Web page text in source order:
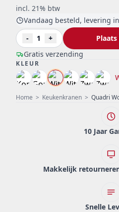
Home > Keukenkranen > Quadri Worksop Klassieke
incl. 21% btw
Gratis verzending
Vandaag besteld, levering
-
1 +
KLEUR
10 Jaar
Makkelijk
Snelle